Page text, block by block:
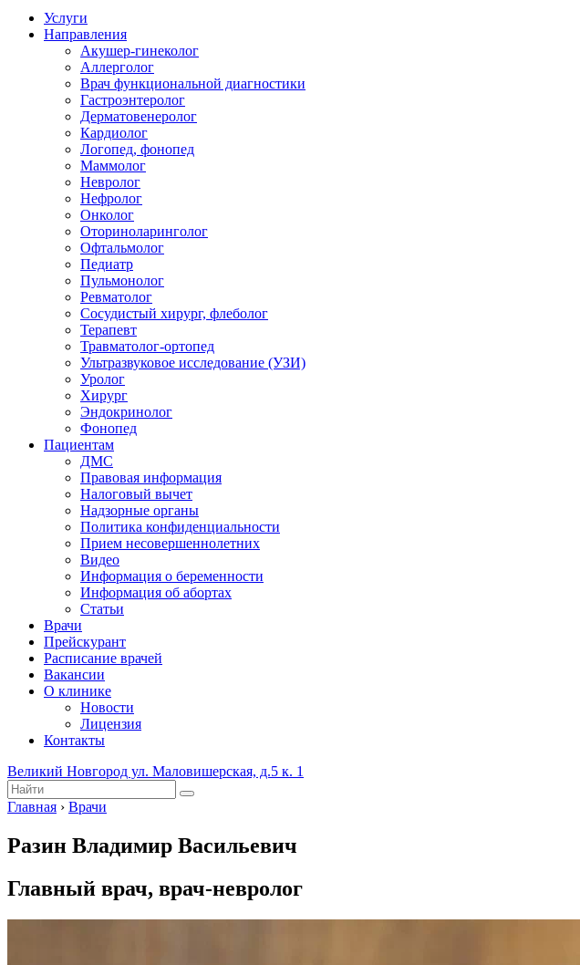
Услуги
Направления
Акушер-гинеколог
Аллерголог
Врач функциональной диагностики
Гастроэнтеролог
Дерматовенеролог
Кардиолог
Логопед, фонопед
Маммолог
Невролог
Нефролог
Онколог
Оториноларинголог
Офтальмолог
Педиатр
Пульмонолог
Ревматолог
Сосудистый хирург, флеболог
Терапевт
Травматолог-ортопед
Ультразвуковое исследование (УЗИ)
Уролог
Хирург
Эндокринолог
Фонопед
Пациентам
ДМС
Правовая информация
Налоговый вычет
Надзорные органы
Политика конфиденциальности
Прием несовершеннолетних
Видео
Информация о беременности
Информация об абортах
Статьи
Врачи
Прейскурант
Расписание врачей
Вакансии
О клинике
Новости
Лицензия
Контакты
Великий Новгород ул. Маловишерская, д.5 к. 1
Главная › Врачи
Разин Владимир Васильевич
Главный врач, врач-невролог